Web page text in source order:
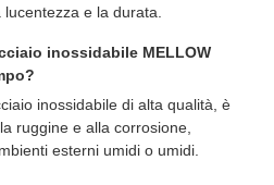
e la durata.
inossidabile MELLOW
inossidabile di alta qualità, è
ruggine e alla corrosione,
esterni umidi o umidi.